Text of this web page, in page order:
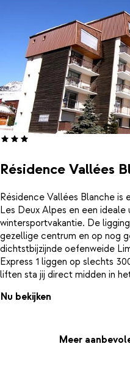
voor verschillende leeftijden
Dankzij de ligging dicht bij de
sneeuw in, en na een dag
wellnessruimte of genieten
Résidence Vallées
Résidence Vallées Blanche is
Les Deux Alpes en een ideale
wintersportvakantie. De
gezellige centrum en op nog
dichtstbijzijnde oefenweide
Express 1 liggen op slechts
liften sta jij direct midden in
's ochtends dus zo op de
maar netjes ingericht en
Nu bekijken
Meer